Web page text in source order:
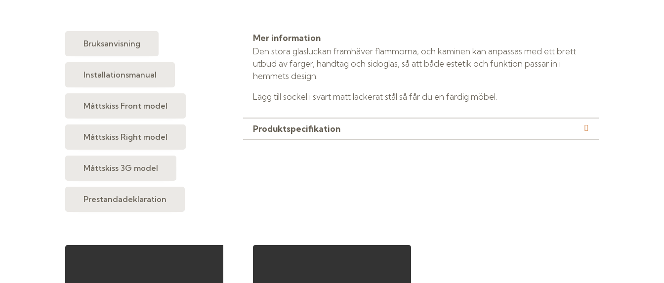
Bruksanvisning
Installationsmanual
Måttskiss Front model
Måttskiss Right model
Måttskiss 3G model
Prestandadeklaration
Mer information
Den stora glasluckan framhäver flammorna, och kaminen kan anpassas med ett brett
utbud av färger, handtag och sidoglas, så att både estetik och funktion passar in i
hemmets design.
Lägg till sockel i svart matt lackerat stål så får du en färdig möbel.
Produktspecifikation